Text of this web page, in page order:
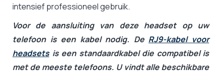
intensief professioneel gebruik.
Voor de aansluiting van deze headset op uw
telefoon is een kabel nodig. De RJ9-kabel voor
headsetsis een standaardkabel die compatibel is
met de meeste telefoons. U vindt alle beschikbare